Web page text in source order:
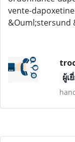
vente-
&Ouml;stersund
ผู้เ